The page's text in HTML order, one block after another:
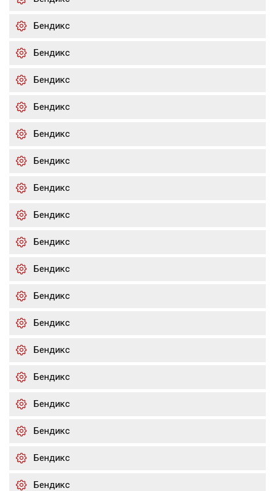
Бендикс
Бендикс
Бендикс
Бендикс
Бендикс
Бендикс
Бендикс
Бендикс
Бендикс
Бендикс
Бендикс
Бендикс
Бендикс
Бендикс
Бендикс
Бендикс
Бендикс
Бендикс